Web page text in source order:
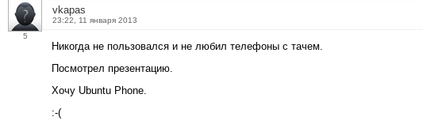
5
vkapas
23:22, 11 января 2013
Никогда не пользовался и не любил телефоны с тачем.
Посмотрел презентацию.
Хочу Ubuntu Phone.
:-(